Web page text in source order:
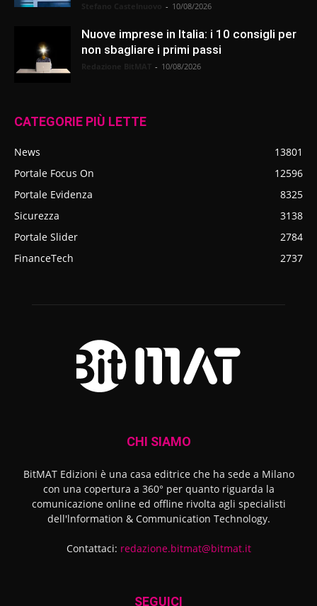
- 10/08/2026
Nuove imprese in Italia: i 10 consigli per
non sbagliare i primi passi
- 10/08/2026
CATEGORIE PIÙ LETTE
News
13801
Portale Focus On
12596
Portale Evidenza
8325
Sicurezza
3138
Portale Slider
2784
FinanceTech
2737
CHI SIAMO
BitMAT Edizioni è una casa editrice che ha sede a Milano
con una copertura a 360° per quanto riguarda la
comunicazione online ed offline rivolta agli specialisti
dell'lnformation & Communication Technology.
Contattaci: redazione.bitmat@bitmat.it
SEGUICI